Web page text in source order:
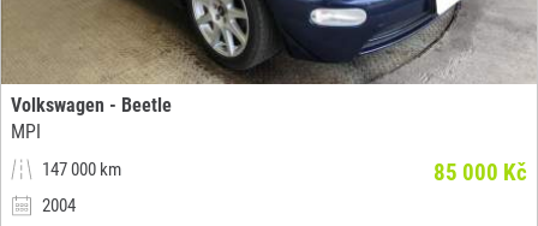
Volkswagen - Beetle
MPI
147 000 km
2004
85 000 Kč